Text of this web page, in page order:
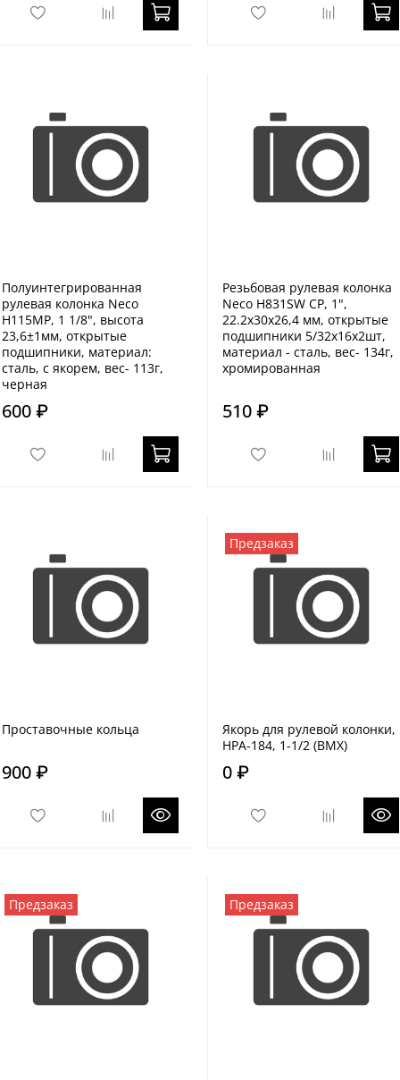
Полуинтегрированная
рулевая колонка Neco
H115MP, 1 1/8", высота
23,6±1мм, открытые
подшипники, материал:
сталь, с якорем, вес- 113г,
черная
600 ₽
Резьбовая рулевая колонка
Neco H831SW CP, 1",
22.2x30x26,4 мм, открытые
подшипники 5/32x16x2шт,
материал - сталь, вес- 134г,
хромированная
510 ₽
Проставочные кольца
900 ₽
Предзаказ
Якорь для рулевой колонки,
HPA-184, 1-1/2 (BMX)
0 ₽
Предзаказ Предзаказ